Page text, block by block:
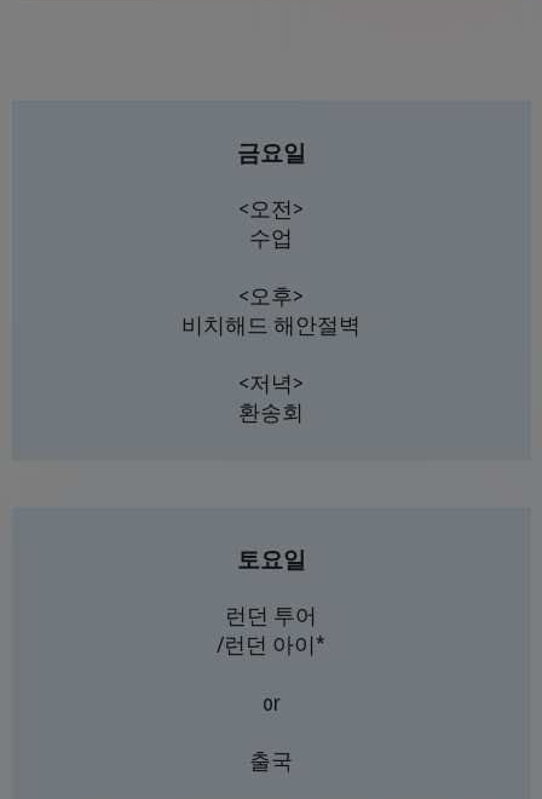
금요일
<오전>
수업
<오후>
비치해드 해안절벽
<저녁>
환송회
토요일
런던 투어
/런던 아이*
or
출국